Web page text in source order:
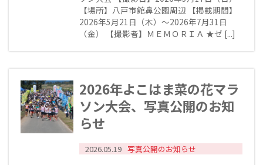
【場所】八戸市館鼻公園周辺 【掲載期間】
2026年5月21日（木）～2026年7月31日
（金） 【撮影者】ＭＥＭＯＲＩＡ ★ゼ [...]
2026年よこはま菜の花マラ
ソン大会、写真公開のお知
らせ
2026.05.19 写真公開のお知らせ